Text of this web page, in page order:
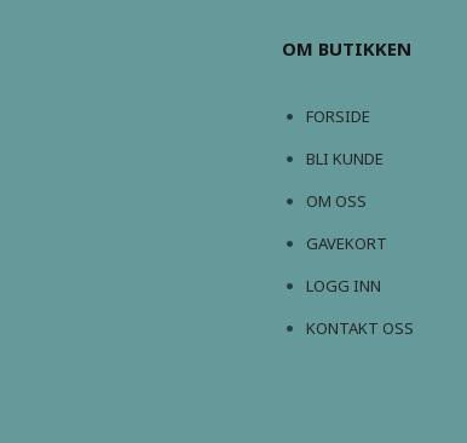
OM BUTIKKEN
FORSIDE
BLI KUNDE
OM OSS
GAVEKORT
LOGG INN
KONTAKT OSS